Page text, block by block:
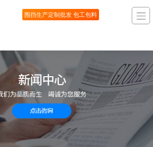
围挡生产定制批发 包工包料